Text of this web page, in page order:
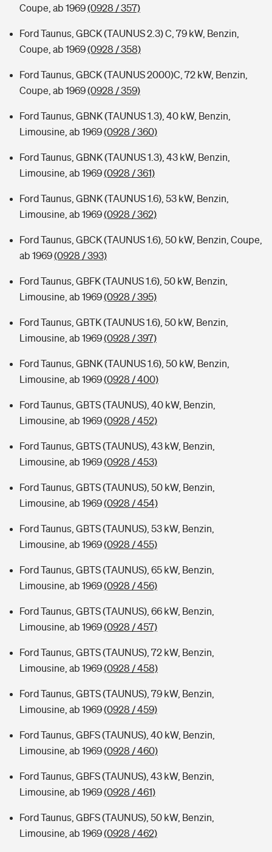
Coupe, ab 1969(0928 / 357)
Ford Taunus, GBCK (TAUNUS 2.3) C, 79 kW, Benzin,
Coupe, ab 1969(0928 / 358)
Ford Taunus, GBCK (TAUNUS 2000)C, 72 kW, Benzin,
Coupe, ab 1969(0928 / 359)
Ford Taunus, GBNK (TAUNUS 1.3), 40 kW, Benzin,
Limousine, ab 1969(0928 / 360)
Ford Taunus, GBNK (TAUNUS 1.3), 43 kW, Benzin,
Limousine, ab 1969(0928 / 361)
Ford Taunus, GBNK (TAUNUS 1.6), 53 kW, Benzin,
Limousine, ab 1969(0928 / 362)
Ford Taunus, GBCK (TAUNUS 1.6), 50 kW, Benzin, Coupe,
ab 1969(0928 / 393)
Ford Taunus, GBFK (TAUNUS 1.6), 50 kW, Benzin,
Limousine, ab 1969(0928 / 395)
Ford Taunus, GBTK (TAUNUS 1.6), 50 kW, Benzin,
Limousine, ab 1969(0928 / 397)
Ford Taunus, GBNK (TAUNUS 1.6), 50 kW, Benzin,
Limousine, ab 1969(0928 / 400)
Ford Taunus, GBTS (TAUNUS), 40 kW, Benzin,
Limousine, ab 1969(0928 / 452)
Ford Taunus, GBTS (TAUNUS), 43 kW, Benzin,
Limousine, ab 1969(0928 / 453)
Ford Taunus, GBTS (TAUNUS), 50 kW, Benzin,
Limousine, ab 1969(0928 / 454)
Ford Taunus, GBTS (TAUNUS), 53 kW, Benzin,
Limousine, ab 1969(0928 / 455)
Ford Taunus, GBTS (TAUNUS), 65 kW, Benzin,
Limousine, ab 1969(0928 / 456)
Ford Taunus, GBTS (TAUNUS), 66 kW, Benzin,
Limousine, ab 1969(0928 / 457)
Ford Taunus, GBTS (TAUNUS), 72 kW, Benzin,
Limousine, ab 1969(0928 / 458)
Ford Taunus, GBTS (TAUNUS), 79 kW, Benzin,
Limousine, ab 1969(0928 / 459)
Ford Taunus, GBFS (TAUNUS), 40 kW, Benzin,
Limousine, ab 1969(0928 / 460)
Ford Taunus, GBFS (TAUNUS), 43 kW, Benzin,
Limousine, ab 1969(0928 / 461)
Ford Taunus, GBFS (TAUNUS), 50 kW, Benzin,
Limousine, ab 1969(0928 / 462)